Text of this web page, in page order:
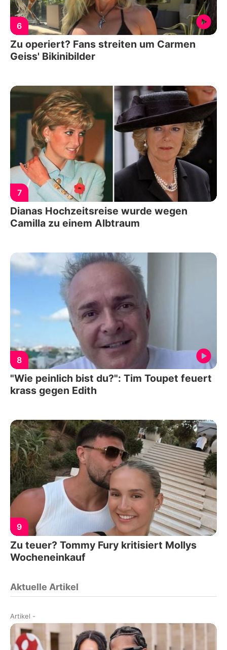
6
Zu operiert? Fans streiten um Carmen
Geiss' Bikinibilder
7
Dianas Hochzeitsreise wurde wegen
Camilla zu einem Albtraum
8
"Wie peinlich bist du?": Tim Toupet feuert
krass gegen Edith
9
Zu teuer? Tommy Fury kritisiert Mollys
Wocheneinkauf
Aktuelle Artikel
Artikel -